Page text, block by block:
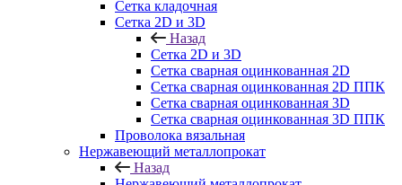
Сетка кладочная
Сетка 2D и 3D
Назад
Сетка 2D и 3D
Сетка сварная оцинкованная 2D
Сетка сварная оцинкованная 2D ППК
Сетка сварная оцинкованная 3D
Сетка сварная оцинкованная 3D ППК
Проволока вязальная
Нержавеющий металлопрокат
Назад